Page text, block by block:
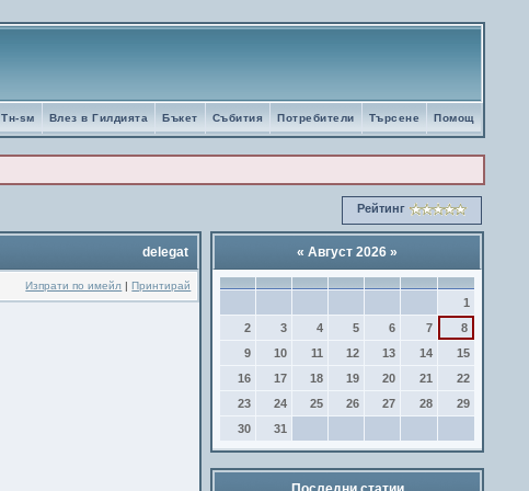
Помощ
Търсене
Потребители
Събития
Бъкет
Влез в Гилдията
Tн-sм
Рейтинг
delegat
Изпрати по имейл |Принтирай
« Август 2026 »
1
2
3 4 5 6 7
8
9
10 11 12 13 14
15
16
17 18 19 20 21
22
23
24 25 26 27 28
29
30
31